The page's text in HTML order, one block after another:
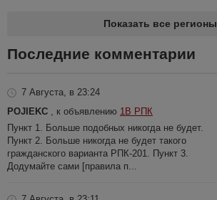
Показать все регионы
Последние комментарии
7 Августа, в 23:24
POJIEKC
, к объявлению 1В РПК
Пункт 1. Больше подобных никогда не будет.
Пункт 2. Больше никогда не будет такого
гражданского варианта РПК-201. Пункт 3.
Додумайте сами [правила п...